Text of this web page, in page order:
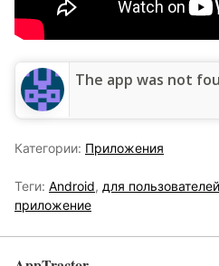
The app was not
Категории: Приложения
Теги: Android, для пользователей
приложение